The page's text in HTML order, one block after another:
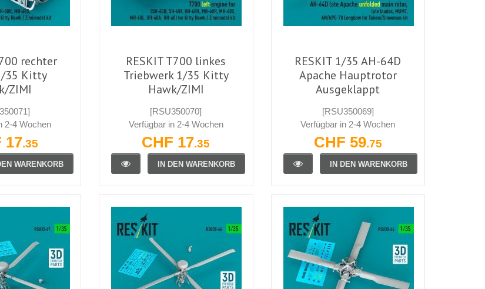
rechter
35 Kitty
ZIMI
2-4 Wochen
17.35
WARENKORB
RESKIT T700 linkes
Triebwerk 1/35 Kitty
Hawk/ZIMI
[RSU350070]
Verfügbar in 2-4 Wochen
CHF 17.35
IN DEN WARENKORB
RESKIT 1/35 AH-64D
Apache Hauptrotor
Ausgeklappt
[RSU350069]
Verfügbar in 2-4 Wochen
CHF 59.75
IN DEN WARENKORB